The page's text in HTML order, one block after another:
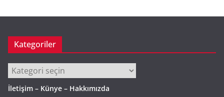
Kategoriler
Kategoriler
İletişim – Künye – Hakkımızda